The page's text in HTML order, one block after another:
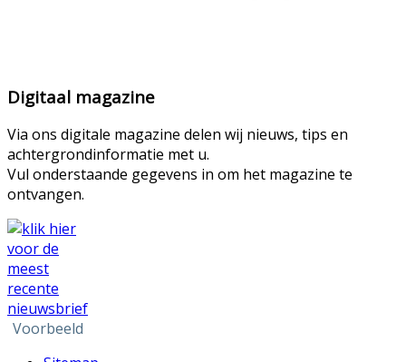
Digitaal magazine
Via ons digitale magazine delen wij nieuws, tips en
achtergrondinformatie met u.
Vul onderstaande gegevens in om het magazine te
ontvangen.
Voorbeeld